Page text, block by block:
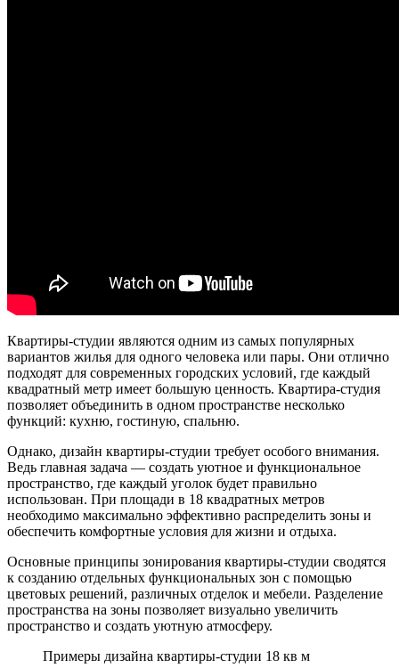
Квартиры-студии являются одним из самых популярных
вариантов жилья для одного человека или пары. Они отлично
подходят для современных городских условий, где каждый
квадратный метр имеет большую ценность. Квартира-студия
позволяет объединить в одном пространстве несколько
функций: кухню, гостиную, спальню.
Однако, дизайн квартиры-студии требует особого внимания.
Ведь главная задача — создать уютное и функциональное
пространство, где каждый уголок будет правильно
использован. При площади в 18 квадратных метров
необходимо максимально эффективно распределить зоны и
обеспечить комфортные условия для жизни и отдыха.
Основные принципы зонирования квартиры-студии сводятся
к созданию отдельных функциональных зон с помощью
цветовых решений, различных отделок и мебели. Разделение
пространства на зоны позволяет визуально увеличить
пространство и создать уютную атмосферу.
Примеры дизайна квартиры-студии 18 кв м